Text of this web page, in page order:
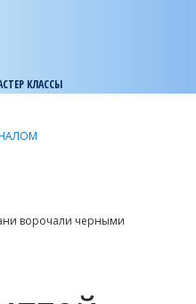
КЛАССЫ
ворочали черными